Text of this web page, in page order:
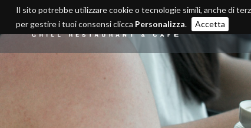
Il sito potrebbe utilizzare cookie o tecnologie simili, anche di
per gestire i tuoi consensi clicca Personalizza. Accetta